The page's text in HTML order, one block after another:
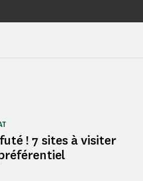
! 7 sites à visiter